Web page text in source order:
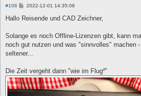
#108
B
i
a
g
2022-12-01 14:35:08
Hallo Reisende und CAD Zeichner,
Solange es noch Offline-Lizenzen gibt, kann
noch gut nutzen und was "sinnvolles" machen
seltener...
Die Zeit vergeht dann "wie im Flug²"